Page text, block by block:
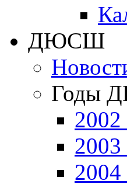
ДЮСШ
Годы
2002
2003
2004